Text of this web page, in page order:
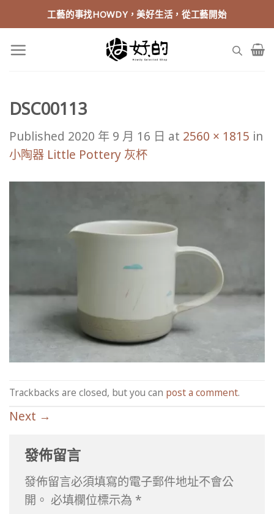
to
content
工藝的事找HOWDY，美好生活，從工藝開始
DSC00113
Published 2020 年 9 月 16 日 at 2560 × 1815 in
小陶器 Little Pottery 灰杯
Trackbacks are closed, but you can post a comment.
Next →
發佈留言
發佈留言必須填寫的電子郵件地址不會公
開。 必填欄位標示為 *